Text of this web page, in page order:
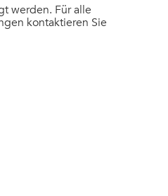
werden. Für alle
kontaktieren Sie